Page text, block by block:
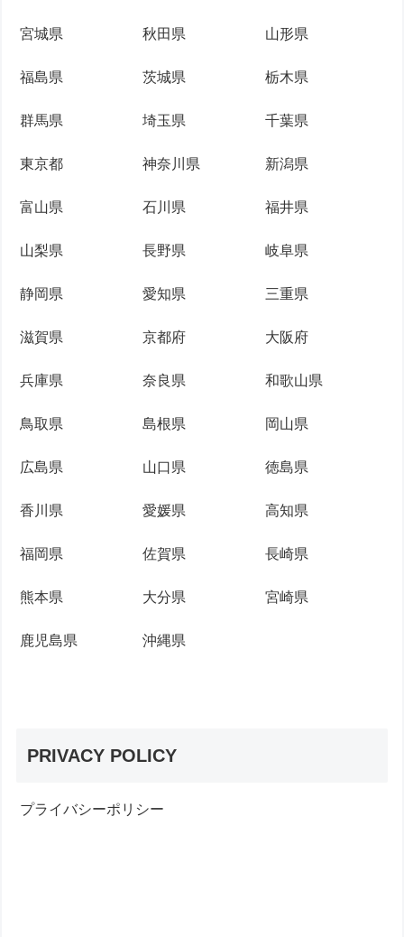
宮城県 秋田県 山形県
福島県 茨城県 栃木県
群馬県 埼玉県 千葉県
東京都 神奈川県 新潟県
富山県 石川県 福井県
山梨県 長野県 岐阜県
静岡県 愛知県 三重県
滋賀県 京都府 大阪府
兵庫県 奈良県 和歌山県
鳥取県 島根県 岡山県
広島県 山口県 徳島県
香川県 愛媛県 高知県
福岡県 佐賀県 長崎県
熊本県 大分県 宮崎県
鹿児島県 沖縄県
PRIVACY POLICY
プライバシーポリシー